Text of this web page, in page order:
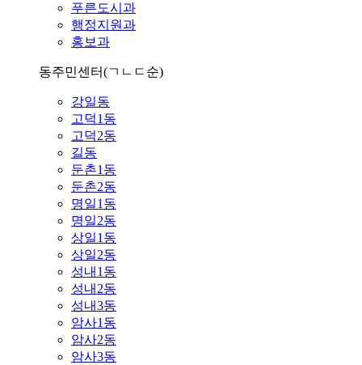
푸른도시과
행정지원과
홍보과
동주민센터(ㄱㄴㄷ순)
강일동
고덕1동
고덕2동
길동
둔촌1동
둔촌2동
명일1동
명일2동
상일1동
상일2동
성내1동
성내2동
성내3동
암사1동
암사2동
암사3동